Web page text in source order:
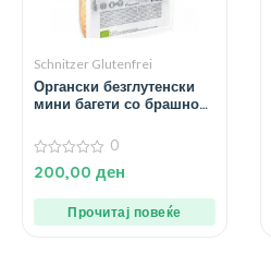
Schnitzer Glutenfrei
Органски безглутенски
мини багети со брашно
0
од
0
200,00 ден
Прочитај повеќе